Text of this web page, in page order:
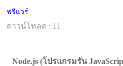
ฟรีแวร์
ดาวน์โหลด : 11
Node.js (โปรแกรมรัน